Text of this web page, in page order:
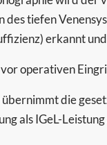
des tiefen
erkannt
operativen
übernimmt die
als IGeL-Leistung